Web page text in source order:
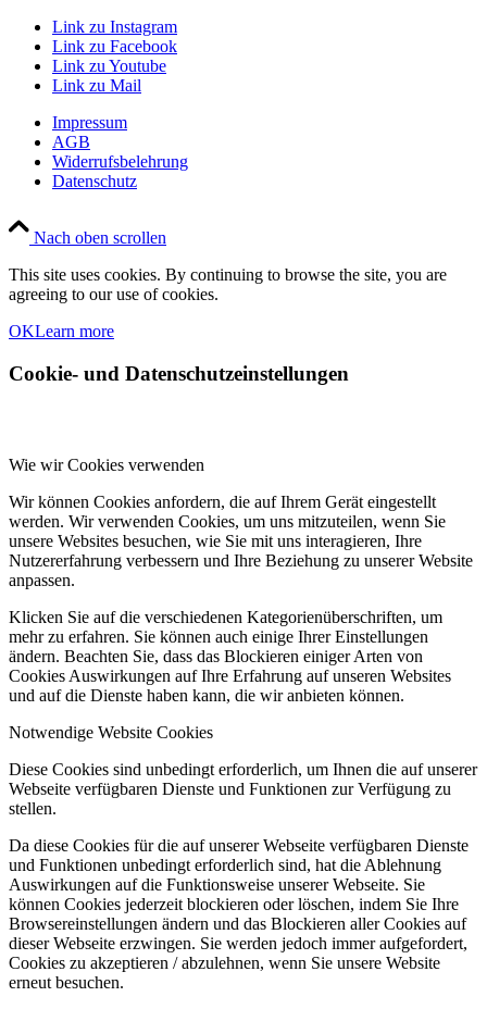
Link zu Instagram
Link zu Facebook
Link zu Youtube
Link zu Mail
Impressum
AGB
Widerrufsbelehrung
Datenschutz
Nach oben scrollen
This site uses cookies. By continuing to browse the site, you are
agreeing to our use of cookies.
OKLearn more
Cookie- und Datenschutzeinstellungen
Wie wir Cookies verwenden
Wir können Cookies anfordern, die auf Ihrem Gerät eingestellt
werden. Wir verwenden Cookies, um uns mitzuteilen, wenn Sie
unsere Websites besuchen, wie Sie mit uns interagieren, Ihre
Nutzererfahrung verbessern und Ihre Beziehung zu unserer Website
anpassen.
Klicken Sie auf die verschiedenen Kategorienüberschriften, um
mehr zu erfahren. Sie können auch einige Ihrer Einstellungen
ändern. Beachten Sie, dass das Blockieren einiger Arten von
Cookies Auswirkungen auf Ihre Erfahrung auf unseren Websites
und auf die Dienste haben kann, die wir anbieten können.
Notwendige Website Cookies
Diese Cookies sind unbedingt erforderlich, um Ihnen die auf unserer
Webseite verfügbaren Dienste und Funktionen zur Verfügung zu
stellen.
Da diese Cookies für die auf unserer Webseite verfügbaren Dienste
und Funktionen unbedingt erforderlich sind, hat die Ablehnung
Auswirkungen auf die Funktionsweise unserer Webseite. Sie
können Cookies jederzeit blockieren oder löschen, indem Sie Ihre
Browsereinstellungen ändern und das Blockieren aller Cookies auf
dieser Webseite erzwingen. Sie werden jedoch immer aufgefordert,
Cookies zu akzeptieren / abzulehnen, wenn Sie unsere Website
erneut besuchen.